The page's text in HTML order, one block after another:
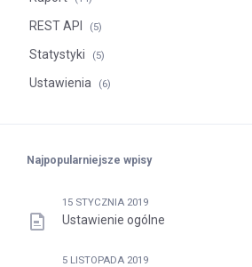
REST API (5)
Statystyki (5)
Ustawienia (6)
Najpopularniejsze wpisy
15 STYCZNIA 2019
Ustawienie ogólne
5 LISTOPADA 2019